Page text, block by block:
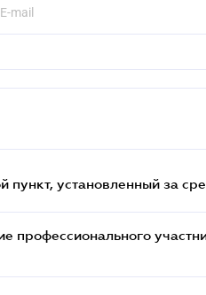
пункт, установленный за
профессионального